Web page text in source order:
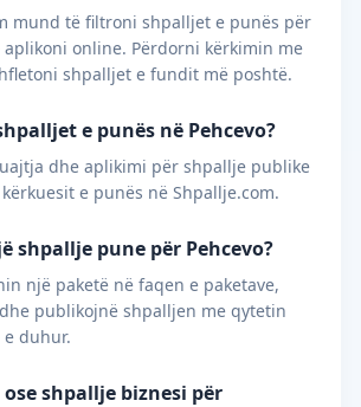
mund të filtroni shpalljet e punës për
aplikoni online. Përdorni kërkimin me
shpalljet e fundit më poshtë.
e punës në Pehcevo?
dhe aplikimi për shpallje publike
e punës në Shpallje.com.
shpallje pune për Pehcevo?
një paketë në faqen e paketave,
publikojnë shpalljen me qytetin
duhur.
shpallje biznesi për